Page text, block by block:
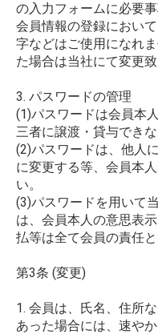
の入力フォームに必要
会員情報の登録におい
字などはご使用になれ
た場合は当社にて変更致
3. パスワードの管理
(1)パスワードは会員本
三者に譲渡・貸与できな
(2)パスワードは、他人
に変更する等、会員本
い。
(3)パスワードを用いて
は、会員本人の意思表
払等は全て会員の責任と
第3条 (変更)
1. 会員は、氏名、住所
あった場合には、速や